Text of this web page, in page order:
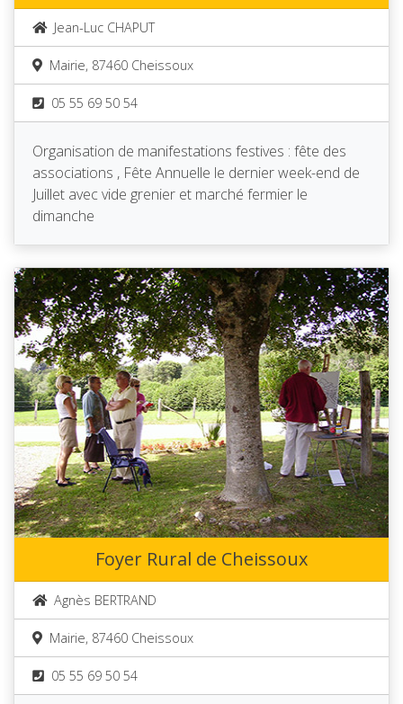
Jean-Luc CHAPUT
Mairie, 87460 Cheissoux
05 55 69 50 54
Organisation de manifestations festives : fête des
associations , Fête Annuelle le dernier week-end de
Juillet avec vide grenier et marché fermier le
dimanche
Foyer Rural de Cheissoux
Agnès BERTRAND
Mairie, 87460 Cheissoux
05 55 69 50 54